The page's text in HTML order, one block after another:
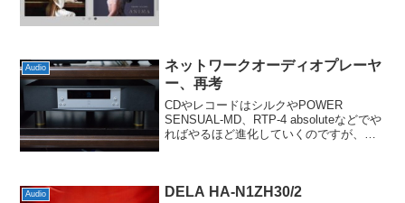
Audio
ネットワークオーディオプレーヤ
ー、再考
CDやレコードはシルクやPOWER
SENSUAL-MD、RTP-4 absoluteなどでや
ればやるほど進化していくのですが、ど
Audio DELA HA-N1ZH30/2